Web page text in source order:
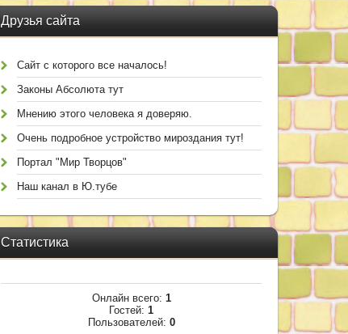
Друзья сайта
Сайт с которого все началось!
Законы Абсолюта тут
Мнению этого человека я доверяю.
Очень подробное устройство мироздания тут!
Портал "Мир Творцов"
Наш канал в Ю.тубе
Статистика
Онлайн всего: 1
Гостей: 1
Пользователей: 0